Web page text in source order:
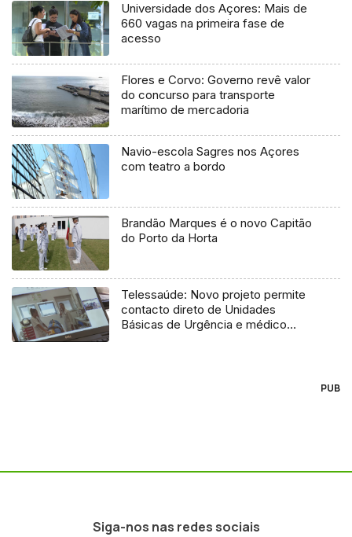
Universidade dos Açores: Mais de
660 vagas na primeira fase de
acesso
Flores e Corvo: Governo revê valor
do concurso para transporte
marítimo de mercadoria
Navio-escola Sagres nos Açores
com teatro a bordo
Brandão Marques é o novo Capitão
do Porto da Horta
Telessaúde: Novo projeto permite
contacto direto de Unidades
Básicas de Urgência e médico
PUB
Siga-nos nas redes sociais